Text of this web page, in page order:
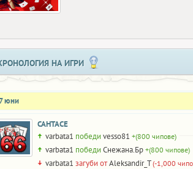
НА ИГРИ
юни
САНТАСЕ
varbata1 победи vesso81 +(800 чипове)
varbata1 победи Снежана.Бр +(800 чипове)
varbata1 загуби отAleksandir_T (-1,000